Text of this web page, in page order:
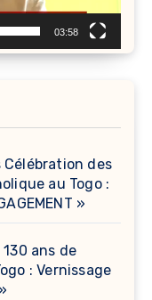
03:58
Célébration des
au Togo :
»
ans de
: Vernissage